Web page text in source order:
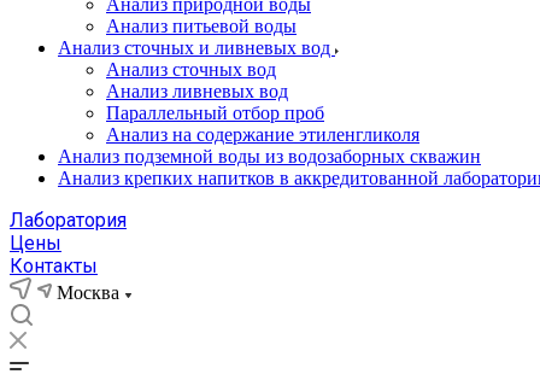
Анализ природной воды
Анализ питьевой воды
Анализ сточных и ливневых вод
Анализ сточных вод
Анализ ливневых вод
Параллельный отбор проб
Анализ на содержание этиленгликоля
Анализ подземной воды из водозаборных скважин
Анализ крепких напитков в аккредитованной
Лаборатория
Цены
Контакты
Москва